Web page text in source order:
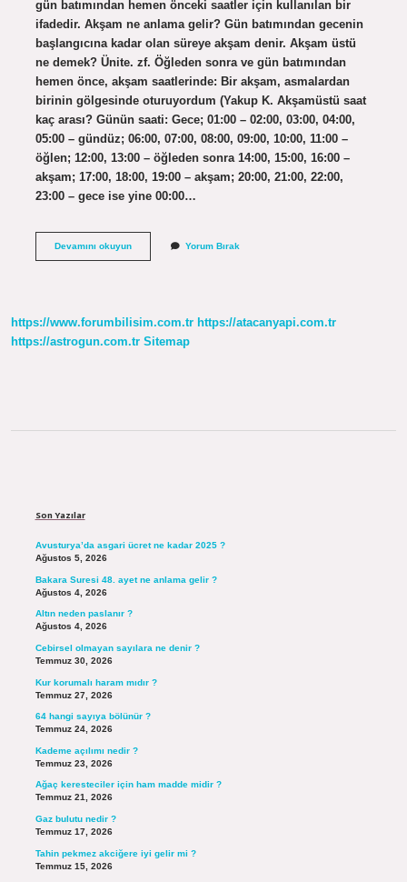
gün batımından hemen önceki saatler için kullanılan bir
ifadedir. Akşam ne anlama gelir? Gün batımından gecenin
başlangıcına kadar olan süreye akşam denir. Akşam üstü
ne demek? Ünite. zf. Öğleden sonra ve gün batımından
hemen önce, akşam saatlerinde: Bir akşam, asmalardan
birinin gölgesinde oturuyordum (Yakup K. Akşamüstü saat
kaç arası? Günün saati: Gece; 01:00 – 02:00, 03:00, 04:00,
05:00 – gündüz; 06:00, 07:00, 08:00, 09:00, 10:00, 11:00 –
öğlen; 12:00, 13:00 – öğleden sonra 14:00, 15:00, 16:00 –
akşam; 17:00, 18:00, 19:00 – akşam; 20:00, 21:00, 22:00,
23:00 – gece ise yine 00:00…
Devamını okuyunAkşamüstü Yorum Bırak
https://www.forumbilisim.com.tr https://atacanyapi.com.tr
https://astrogun.com.tr Sitemap
Son Yazılar
Avusturya’da asgari ücret ne kadar 2025 ?
Ağustos 5, 2026
Bakara Suresi 48. ayet ne anlama gelir ?
Ağustos 4, 2026
Altın neden paslanır ?
Ağustos 4, 2026
Cebirsel olmayan sayılara ne denir ?
Temmuz 30, 2026
Kur korumalı haram mıdır ?
Temmuz 27, 2026
64 hangi sayıya bölünür ?
Temmuz 24, 2026
Kademe açılımı nedir ?
Temmuz 23, 2026
Ağaç keresteciler için ham madde midir ?
Temmuz 21, 2026
Gaz bulutu nedir ?
Temmuz 17, 2026
Tahin pekmez akciğere iyi gelir mi ?
Temmuz 15, 2026